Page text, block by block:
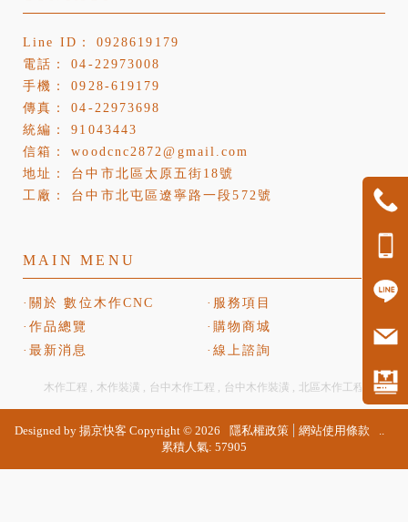
0928619179
04-22973008
0928-619179
04-22973698
91043443
woodcnc2872@gmail.com
台中市北區太原五街18號
台中市北屯區遼寧路一段572號
關於 數位木作CNC
服務項目
作品總覽
購物商城
最新消息
線上諮詢
木作工程 木作裝潢 台中木作工程 台中木作裝潢 北區木作工程
Designed by 揚京快客 Copyright © 2026 隱私權政策 網站使用條款
..
累積人氣: 57905